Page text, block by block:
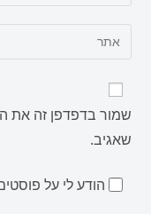
שמור בדפדפן זה את
שאגיב.
הודע לי על